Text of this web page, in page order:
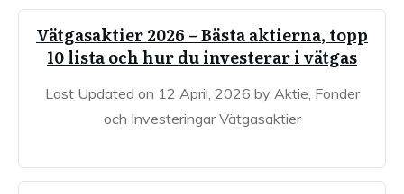
Vätgasaktier 2026 – Bästa aktierna, topp
10 lista och hur du investerar i vätgas
Last Updated on 12 April, 2026 by Aktie, Fonder
och Investeringar Vätgasaktier